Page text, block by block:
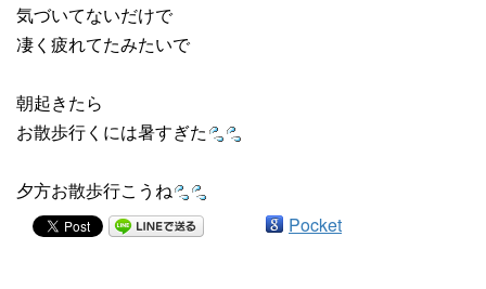
気づいてないだけで
凄く疲れてたみたいで
朝起きたら
お散歩行くには暑すぎた
夕方お散歩行こうね
Pocket